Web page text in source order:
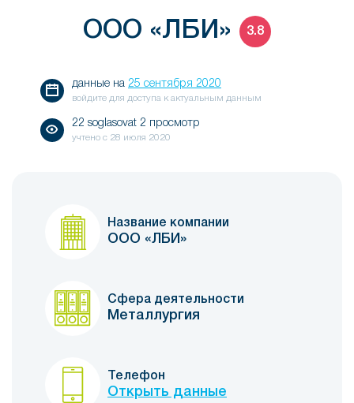
ООО «ЛБИ» 3.8
данные на 25 сентября 2020
войдите для доступа к актуальным данным
22 soglasovat 2 просмотр
учтено с 28 июля 2020
Название компании
ООО «ЛБИ»
Сфера деятельности
Металлургия
Телефон
Открыть данные